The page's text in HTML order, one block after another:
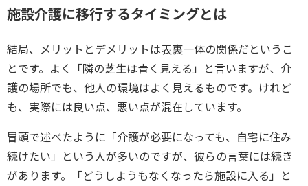
施設介護に移行するタイミングとは
結局、メリットとデメリットは表裏一体の関係だというこ
とです。よく「隣の芝生は青く見える」と言いますが、介
護の場所でも、他人の環境はよく見えるものです。けれど
も、実際には良い点、悪い点が混在しています。
冒頭で述べたように「介護が必要になっても、自宅に住み
続けたい」という人が多いのですが、彼らの言葉には続き
があります。「どうしようもなくなったら施設に入る」と